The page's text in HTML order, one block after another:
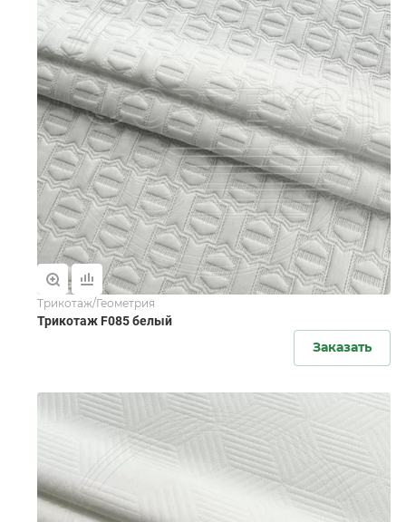
Трикотаж/Геометрия
Трикотаж F085 белый
Заказать